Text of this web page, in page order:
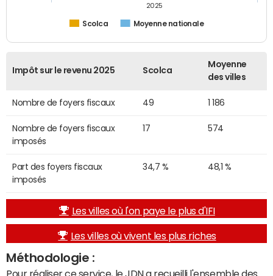
Scolca Moyenne nationale
2025
Impôt sur le revenu 2025 Scolca
Moyenne
des villes
Nombre de foyers fiscaux 49 1 186
Nombre de foyers fiscaux
imposés
17 574
Part des foyers fiscaux
imposés
34,7 % 48,1 %
Les villes où l'on paye le plus d'IFI
Les villes où vivent les plus riches
Méthodologie :
Pour réaliser ce service, le JDN a recueilli l'ensemble des